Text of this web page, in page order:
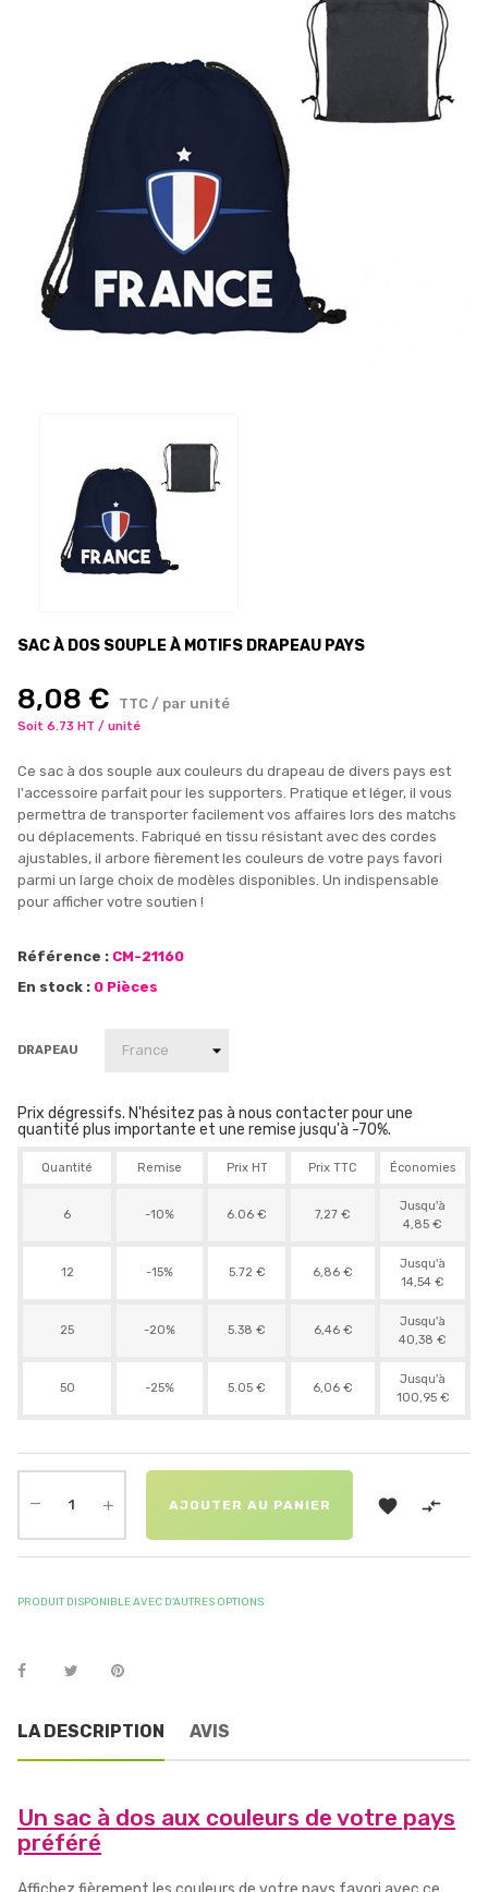
SAC À DOS SOUPLE À MOTIFS DRAPEAU PAYS
8,08 € TTC / par unité
Soit 6.73 HT / unité
Ce sac à dos souple aux couleurs du drapeau de divers pays est
l'accessoire parfait pour les supporters. Pratique et léger, il vous
permettra de transporter facilement vos affaires lors des matchs
ou déplacements. Fabriqué en tissu résistant avec des cordes
ajustables, il arbore fièrement les couleurs de votre pays favori
parmi un large choix de modèles disponibles. Un indispensable
pour afficher votre soutien !
Référence : CM-21160
En stock : 0 Pièces
DRAPEAU
Prix dégressifs. N'hésitez pas à nous contacter pour une
quantité plus importante et une remise jusqu'à -70%.
Quantité Remise Prix HT Prix TTC Économies
6 -10% 6.06 € 7,27 €
Jusqu'à
4,85 €
12 -15% 5.72 € 6,86 €
Jusqu'à
14,54 €
25 -20% 5.38 € 6,46 €
Jusqu'à
40,38 €
50 -25% 5.05 € 6,06 €
Jusqu'à
100,95 €
AJOUTER AU PANIER  
PRODUIT DISPONIBLE AVEC D'AUTRES OPTIONS
LA DESCRIPTION AVIS
Un sac à dos aux couleurs de votre pays
préféré